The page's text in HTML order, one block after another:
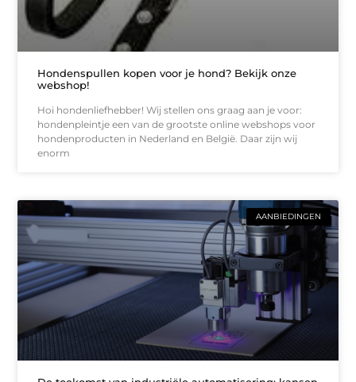
Hondenspullen kopen voor je hond? Bekijk onze
webshop!
Hoi hondenliefhebber! Wij stellen ons graag aan je voor:
hondenpleintje een van de grootste online webshops voor
hondenproducten in Nederland en België. Daar zijn wij
enorm
AANBIEDINGEN